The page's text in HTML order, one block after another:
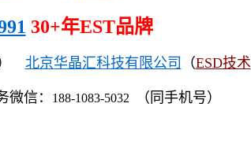
30+年EST品牌
北京华晶汇科技有限公司 （ESD技术
信： 188-1083-5032 （同手机号）